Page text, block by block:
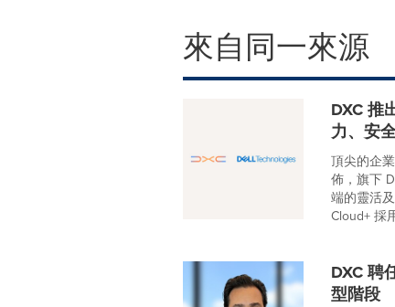
來自同一來源
DXC 推
力、安
頂尖的企
佈，旗下
端的靈活
Cloud+ 採
DXC 聘
型階段